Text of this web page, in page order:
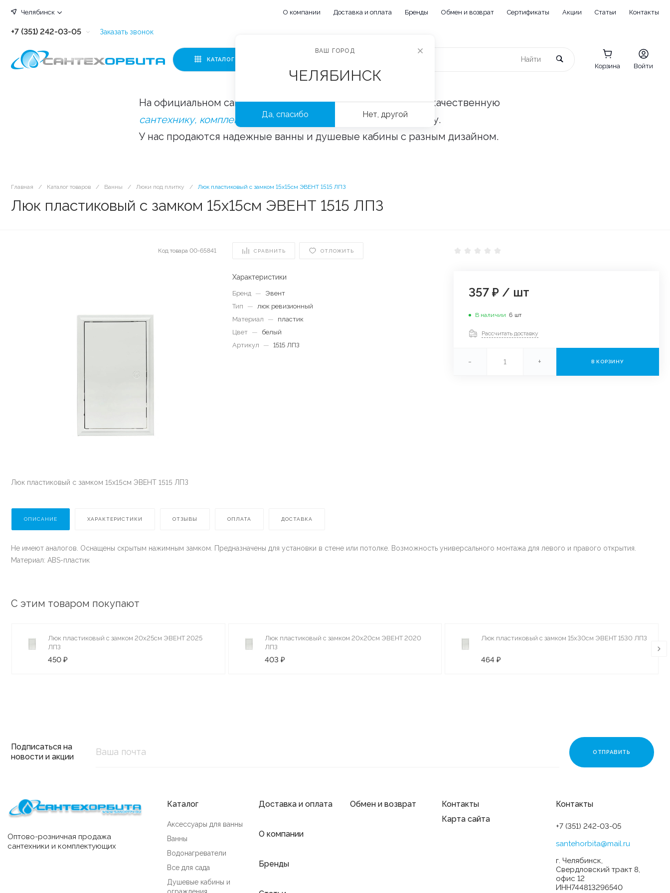
Челябинск О компании Доставка и оплата Бренды Обмен и возврат Сертификаты Акции Статьи Контакты
+7 (351) 242-03-05
+7 (351) 242-03-63
Заказать звонок
КАТАЛОГ
Корзина Войти
На официальном сайте «Сантехорбита» вы можете купить качественную
сантехнику, комплектующие и аксессуары
оптом и в розницу.
У нас продаются надежные ванны и душевые кабины с разным дизайном.
Главная / Каталог товаров / Ванны / Люки под плитку / Люк пластиковый с замком 15х15см ЭВЕНТ 1515 ЛПЗ
Люк пластиковый с замком 15х15см ЭВЕНТ 1515 ЛПЗ
Код товара 00-65841 СРАВНИТЬ ОТЛОЖИТЬ
Люк пластиковый с замком 15х15см ЭВЕНТ 1515 ЛПЗ
Характеристики
Бренд —
Эвент
Тип
— люк ревизионный
Материал
—
пластик
Цвет
—
белый
Артикул
— 1515 ЛПЗ
357 ₽ / шт
В наличии 6 шт
Рассчитать доставку
- + В КОРЗИНУ
ОПИСАНИЕ ХАРАКТЕРИСТИКИ ОТЗЫВЫ ОПЛАТА ДОСТАВКА
Не имеют аналогов. Оснащены скрытым нажимным замком. Предназначены для установки в стене или потолке. Возможность универсального монтажа для левого и правого открытия.
Материал: ABS-пластик
С этим товаром покупают
Люк пластиковый с замком 20х25см ЭВЕНТ 2025
ЛПЗ
450 ₽
Люк пластиковый с замком 20х20см ЭВЕНТ 2020
ЛПЗ
403 ₽
Люк пластиковый с замком 15х30см ЭВЕНТ 1530 ЛПЗ
464 ₽
Подписаться на
новости и акции
Оптово-розничная продажа
сантехники и комплектующих
Каталог
Аксессуары для ванны
Ванны
Водонагреватели
Все для сада
Душевые кабины и
Доставка и оплата
О компании
Бренды
Обмен и возврат
Контакты
Карта сайта
Контакты
+7 (351) 242-03-05
santehorbita@mail.ru
г. Челябинск,
Свердловский тракт 8,
офис 12
ИНН744813296540
ВАШ ГОРОД
ЧЕЛЯБИНСК
Да, спасибо Нет, другой